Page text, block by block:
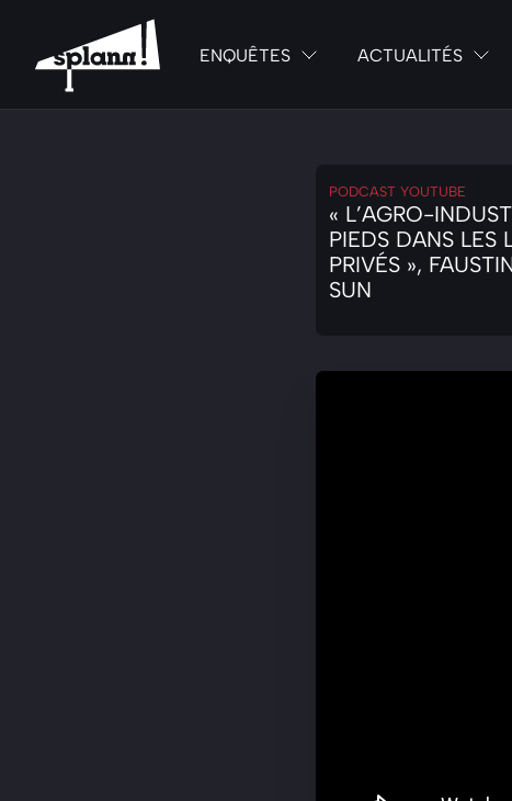
ENQUÊTES ACTUALITÉS
PODCAST YOUTUBE
« L’AGRO-
PIEDS DANS LES
PRIVÉS »,
SUN